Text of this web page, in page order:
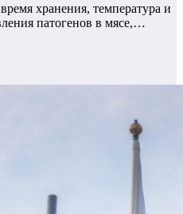
хранения, температура и
патогенов в мясе,…